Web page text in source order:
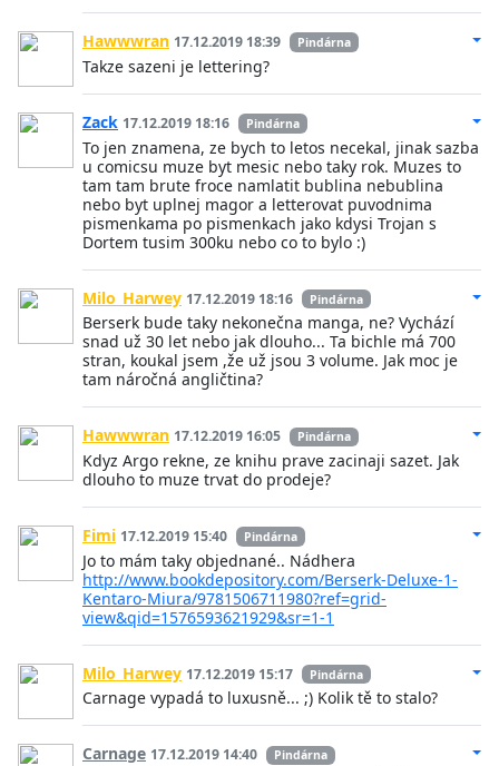
Hawwwran 17.12.2019 18:39 Pindárna
Takze sazeni je lettering?
Zack 17.12.2019 18:16 Pindárna
To jen znamena, ze bych to letos necekal, jinak sazba
u comicsu muze byt mesic nebo taky rok. Muzes to
tam tam brute froce namlatit bublina nebublina
nebo byt uplnej magor a letterovat puvodnima
pismenkama po pismenkach jako kdysi Trojan s
Dortem tusim 300ku nebo co to bylo :)
Milo_Harwey 17.12.2019 18:16 Pindárna
Berserk bude taky nekonečna manga, ne? Vychází
snad už 30 let nebo jak dlouho... Ta bichle má 700
stran, koukal jsem ,že už jsou 3 volume. Jak moc je
tam náročná angličtina?
Hawwwran 17.12.2019 16:05 Pindárna
Kdyz Argo rekne, ze knihu prave zacinaji sazet. Jak
dlouho to muze trvat do prodeje?
Fimi 17.12.2019 15:40 Pindárna
Jo to mám taky objednané.. Nádhera
http://www.bookdepository.com/Berserk-Deluxe-1-
Kentaro-Miura/9781506711980?ref=grid-
view&qid=1576593621929&sr=1-1
Milo_Harwey 17.12.2019 15:17 Pindárna
Carnage vypadá to luxusně... ;) Kolik tě to stalo?
Carnage 17.12.2019 14:40 Pindárna